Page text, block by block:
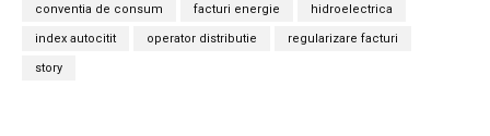
conventia de consum facturi energie hidroelectrica
index autocitit operator distributie regularizare facturi
story